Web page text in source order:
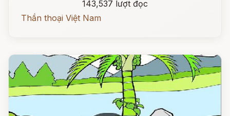
143,537 lượt đọc
Thần thoại Việt Nam